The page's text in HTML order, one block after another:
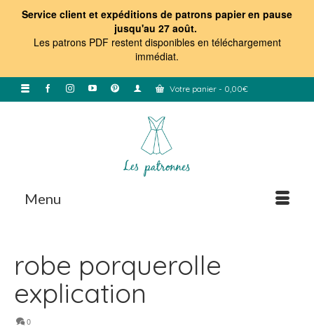
Service client et expéditions de patrons papier en pause
jusqu'au 27 août.
Les patrons PDF restent disponibles en téléchargement
immédiat.
Votre panier - 0,00€
Menu
robe porquerolle
explication
0